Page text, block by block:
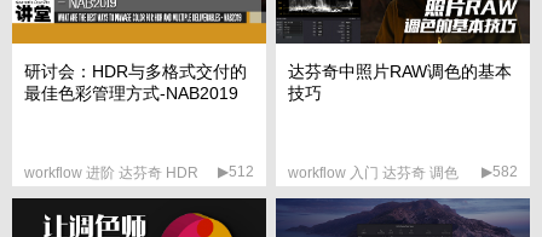
研讨会：HDR与多格式交付的
最佳色彩管理方式-NAB2019
workflow 进阶 达芬奇 HDR ▶512
达芬奇中照片RAW调色的基本
技巧
workflow 入门 达芬奇 调色 ▶582